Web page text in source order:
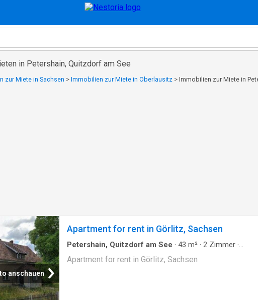
in Petershain, Quitzdorf am See
zur Miete in Sachsen > Immobilien zur Miete in Oberlausitz > Immobilien zur Miete in
anschauen
Apartment for rent in Görlitz, Sachsen
Petershain, Quitzdorf am See · 43 m² · 2 Zimmer ·
Apartment for rent in Görlitz, Sachsen